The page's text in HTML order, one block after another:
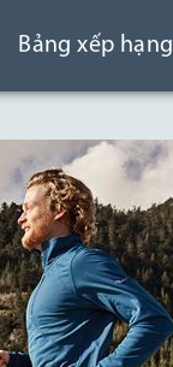
Bảng xếp hạng